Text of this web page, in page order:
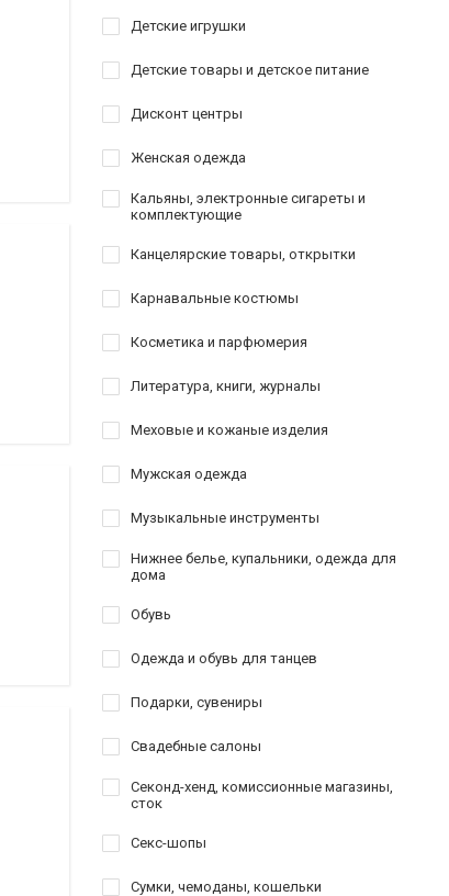
Детские игрушки
Детские товары и детское питание
Дисконт центры
Женская одежда
Кальяны, электронные сигареты и
комплектующие
Канцелярские товары, открытки
Карнавальные костюмы
Косметика и парфюмерия
Литература, книги, журналы
Меховые и кожаные изделия
Мужская одежда
Музыкальные инструменты
Нижнее белье, купальники, одежда для
дома
Обувь
Одежда и обувь для танцев
Подарки, сувениры
Свадебные салоны
Секонд-хенд, комиссионные магазины,
сток
Секс-шопы
Сумки, чемоданы, кошельки